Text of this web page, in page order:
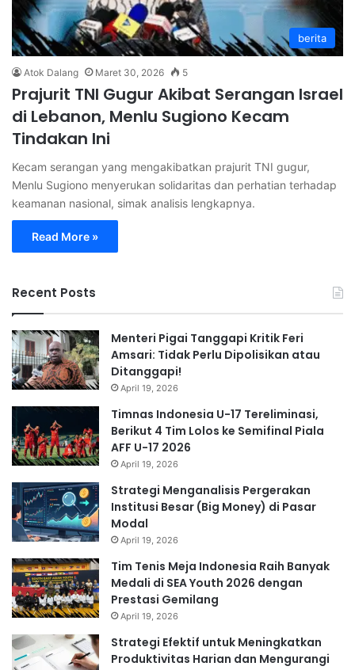
berita
Atok Dalang Maret 30, 2026 5
Prajurit TNI Gugur Akibat Serangan Israel
di Lebanon, Menlu Sugiono Kecam
Tindakan Ini
Kecam serangan yang mengakibatkan prajurit TNI gugur,
Menlu Sugiono menyerukan solidaritas dan perhatian terhadap
keamanan nasional, simak analisis lengkapnya.
Read More »
Recent Posts
Menteri Pigai Tanggapi Kritik Feri
Amsari: Tidak Perlu Dipolisikan atau
Ditanggapi!
April 19, 2026
Timnas Indonesia U-17 Tereliminasi,
Berikut 4 Tim Lolos ke Semifinal Piala
AFF U-17 2026
April 19, 2026
Strategi Menganalisis Pergerakan
Institusi Besar (Big Money) di Pasar
Modal
April 19, 2026
Tim Tenis Meja Indonesia Raih Banyak
Medali di SEA Youth 2026 dengan
Prestasi Gemilang
April 19, 2026
Strategi Efektif untuk Meningkatkan
Produktivitas Harian dan Mengurangi